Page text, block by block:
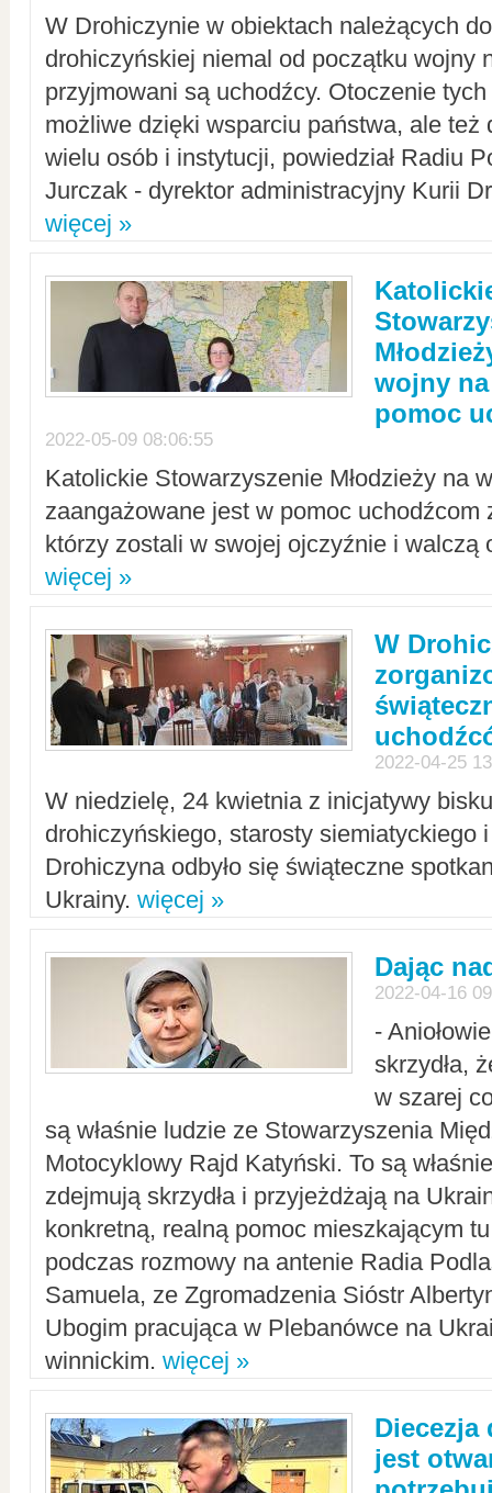
W Drohiczynie w obiektach należących
drohiczyńskiej niemal od początku wojny
przyjmowani są uchodźcy. Otoczenie
możliwe dzięki wsparciu państwa, ale też
wielu osób i instytucji, powiedział Radiu
Jurczak - dyrektor administracyjny Kurii
więcej »
wojny
pomoc
2022-05-09 08:06:55
Katolickie Stowarzyszenie Młodzieży na
zaangażowane jest w pomoc uchodźcom
którzy zostali w swojej ojczyźnie i walczą
więcej »
W
2022-04-25
W niedzielę, 24 kwietnia z inicjatywy
drohiczyńskiego, starosty siemiatyckiego
Drohiczyna odbyło się świąteczne
Ukrainy. więcej »
Dając
2022-04-16
-
skrzydła,
w szarej
są właśnie ludzie ze Stowarzyszenia
Motocyklowy Rajd Katyński. To są
zdejmują skrzydła i przyjeżdżają na
konkretną, realną pomoc mieszkającym
podczas rozmowy na antenie Radia
Samuela, ze Zgromadzenia Sióstr
Ubogim pracująca w Plebanówce na
winnickim. więcej »
Diecezja
jest